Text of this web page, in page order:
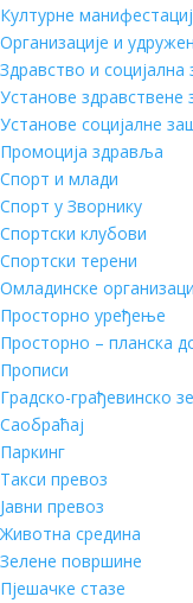
Културне
Организације и
Здравство и социјална
Установе здравствене
Установе социјалне
Промоција здравља
Спорт и млади
Спорт у Зворнику
Спортски клубови
Спортски терени
Омладинске
Просторно уређење
Просторно – планска
Прописи
Градско-грађевинско
Саобраћај
Паркинг
Такси превоз
Јавни превоз
Животна средина
Зелене површине
Пјешачке стазе